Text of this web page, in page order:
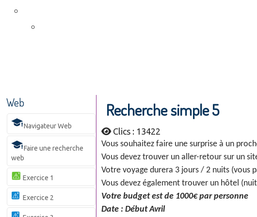
Web
Navigateur Web
Faire une recherche
web
Exercice 1
Exercice 2
Recherche simple 5
Clics : 13422
Vous souhaitez faire une surprise à un
Vous devez trouver un aller-retour sur un
Votre voyage durera 3 jours / 2 nuits (vous
Vous devez également trouver un hôtel
Votre budget est de 1000€ par personne
Date : Début Avril